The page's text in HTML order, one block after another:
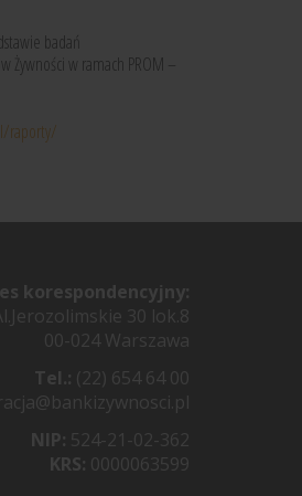
badań
w ramach PROM –
raporty/
korespondencyjny:
30 lok.8
00-024 Warszawa
Tel.: (22) 654 64 00
NIP: 524-21-02-362
KRS: 0000063599